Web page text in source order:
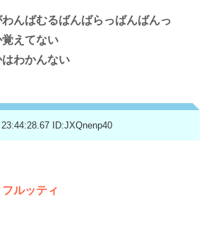
んばむるばんばらっばんばんっ
えてない
わかんない
ID:JXQnenp40
フルッティ